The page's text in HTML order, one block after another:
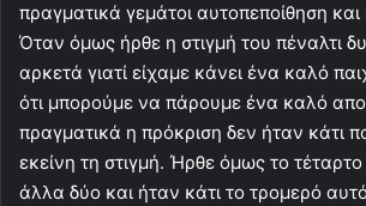
πραγματικά γεμάτοι αυτοπεποίθηση και
Όταν όμως ήρθε η στιγμή του πέναλτι
αρκετά γιατί είχαμε κάνει ένα καλό
ότι μπορούμε να πάρουμε ένα καλό
πραγματικά η πρόκριση δεν ήταν κάτι
εκείνη τη στιγμή. Ήρθε όμως το
άλλα δύο και ήταν κάτι το τρομερό